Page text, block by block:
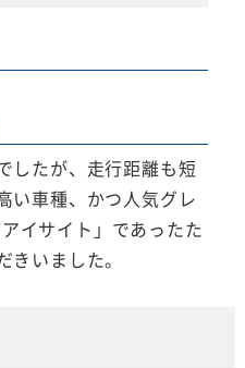
したが、走行距離も短
い車種、かつ人気グレ
イサイト」であったた
いました。